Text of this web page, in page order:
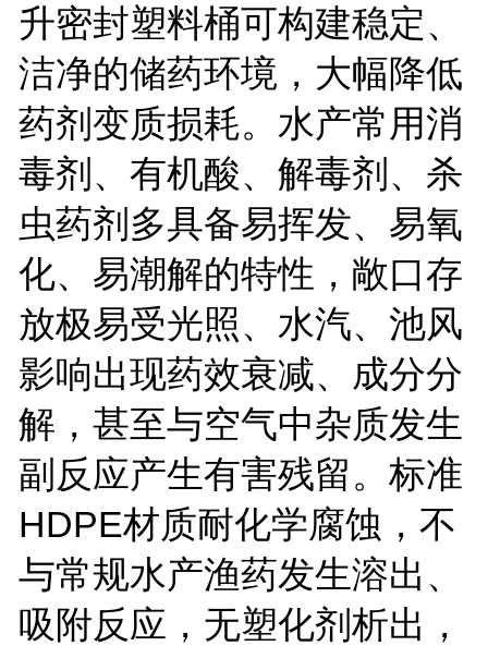
升密封塑料桶可构建稳定、
洁净的储药环境，大幅降低
药剂变质损耗。水产常用消
毒剂、有机酸、解毒剂、杀
虫药剂多具备易挥发、易氧
化、易潮解的特性，敞口存
放极易受光照、水汽、池风
影响出现药效衰减、成分分
解，甚至与空气中杂质发生
副反应产生有害残留。标准
HDPE材质耐化学腐蚀，不
与常规水产渔药发生溶出、
吸附反应，无塑化剂析出，